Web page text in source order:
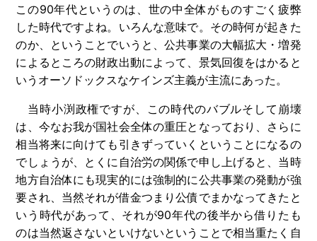
この90年代というのは、世の中全体がものすごく疲弊
した時代ですよね。いろんな意味で。その時何が起きた
のか、ということでいうと、公共事業の大幅拡大・増発
によるところの財政出動によって、景気回復をはかると
いうオーソドックスなケインズ主義が主流にあった。
当時小渕政権ですが、この時代のバブルそして崩壊
は、今なお我が国社会全体の重圧となっており、さらに
相当将来に向けても引きずっていくということになるの
でしょうが、とくに自治労の関係で申し上げると、当時
地方自治体にも現実的には強制的に公共事業の発動が強
要され、当然それが借金つまり公債でまかなってきたと
いう時代があって、それが90年代の後半から借りたも
のは当然返さないといけないということで相当重たく自